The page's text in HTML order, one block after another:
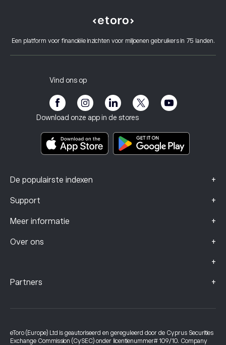
Een platform voor financiële inzichten voor miljoenen gebruikers in 75 landen.
Vind ons op
Download onze app in de stores
De populairste indexen +
FRA40 Index
Support +
Hoe u uw account kunt verifiëren
Kwetsbaarheid van de klant
Meer informatie +
Verantwoord handelen
Wat is hefboomwerking en marge
Kopen en verkopen uitgelegd
eToro Academie
Over ons +
eToro Reviews
Impressum
+
Regelgeving
Risicomelding
Algemene voorwaarden
Documenten met belangrijke informatie
Klachtengegevens (FCA-klanten)
Partners +
Affiliate programma
Beleggingsverzekering
eToro (Europe) Ltd is geautoriseerd en gereguleerd door de Cyprus Securities
Exchange Commission (CySEC) onder licentienummer# 109/10. Company